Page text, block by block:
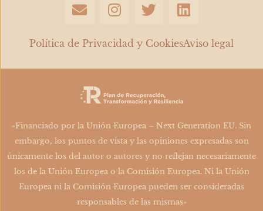
n
e
o
p
e
n
t
g
r
a
m
w
t
e
r
i
k
d
n
Política de Privacidad y CookiesAviso legal
«Financiado por la Unión Europea – Next Generation EU. Sin
embargo, los puntos de vista y las opiniones expresadas son
únicamente los del autor o autores y no reflejan necesariamente
los de la Unión Europea o la Comisión Europea. Ni la Unión
Europea ni la Comisión Europea pueden ser consideradas
responsables de las mismas»